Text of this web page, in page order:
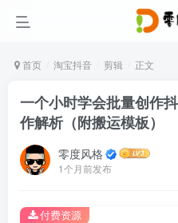
首页 淘宝抖音 剪辑 正文
一个小时学会批量创作
作解析（附搬运模板）
零度风格
1个月前发布
付费资源